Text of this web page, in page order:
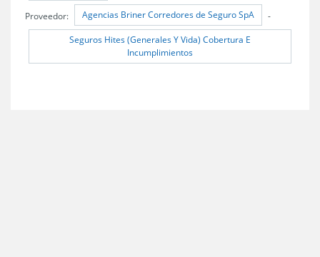
Proveedor: Agencias Briner Corredores de Seguro SpA -
Seguros Hites (Generales Y Vida) Cobertura E
Incumplimientos